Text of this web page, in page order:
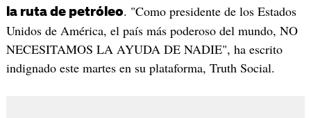
la ruta de petróleo. "Como presidente de los Estados
Unidos de América, el país más poderoso del mundo, NO
NECESITAMOS LA AYUDA DE NADIE", ha escrito
indignado este martes en su plataforma, Truth Social.